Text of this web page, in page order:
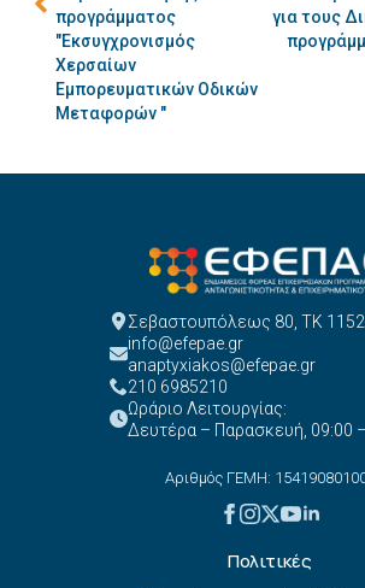
προγράμματος
"Εκσυγχρονισμός
Χερσαίων
Εμπορευματικών Οδικών
Μεταφορών "
για τους
Σεβαστουπόλεως 80, ΤΚ
info@efepae.gr
anaptyxiakos@efepae.gr
210 6985210
Ωράριο Λειτουργίας:
Δευτέρα – Παρασκευή, 09:00
Αριθμός ΓΕΜΗ:
Πολιτικές